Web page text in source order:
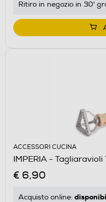
Ritiro in negozio in 30'
ACCESSORI CUCINA
IMPERIA -
€ 6,90
Acquisto online: